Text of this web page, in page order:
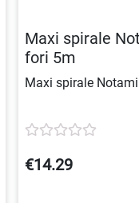
Maxi spirale
fori 5m
Maxi spirale
€14.29